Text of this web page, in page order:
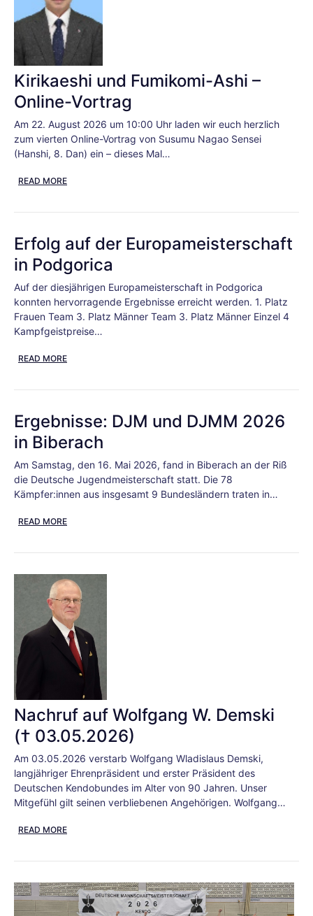
Kirikaeshi und Fumikomi-Ashi –
Online-Vortrag
Am 22. August 2026 um 10:00 Uhr laden wir euch herzlich
zum vierten Online-Vortrag von Susumu Nagao Sensei
(Hanshi, 8. Dan) ein – dieses Mal…
READ MORE
Erfolg auf der Europameisterschaft
in Podgorica
Auf der diesjährigen Europameisterschaft in Podgorica
konnten hervorragende Ergebnisse erreicht werden. 1. Platz
Frauen Team 3. Platz Männer Team 3. Platz Männer Einzel 4
Kampfgeistpreise…
READ MORE
Ergebnisse: DJM und DJMM 2026
in Biberach
Am Samstag, den 16. Mai 2026, fand in Biberach an der Riß
die Deutsche Jugendmeisterschaft statt. Die 78
Kämpfer:innen aus insgesamt 9 Bundesländern traten in…
READ MORE
Nachruf auf Wolfgang W. Demski
(† 03.05.2026)
Am 03.05.2026 verstarb Wolfgang Wladislaus Demski,
langjähriger Ehrenpräsident und erster Präsident des
Deutschen Kendobundes im Alter von 90 Jahren. Unser
Mitgefühl gilt seinen verbliebenen Angehörigen. Wolfgang…
READ MORE